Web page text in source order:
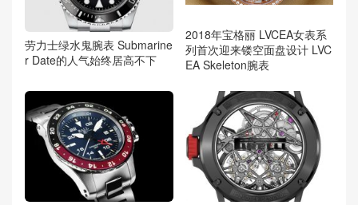
劳力士绿水鬼腕表 Submarine
r Date的人气始终居高不下
2018年宝格丽 LVCEA女表系
列首次迎来镂空面盘设计 LVC
EA Skeleton腕表